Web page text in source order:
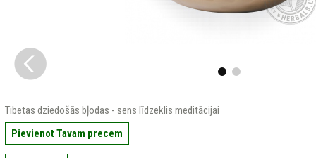
Tibetas dziedošās bļodas - sens līdzeklis meditācijai
Pievienot Tavam precem